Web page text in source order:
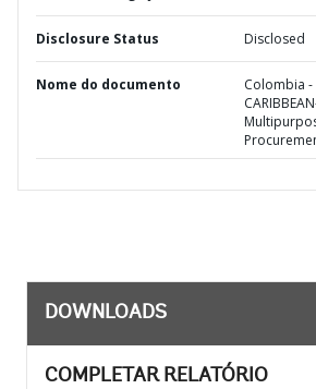
Disclosure Status Disclosed
Nome do documento
Colombia -
DOWNLOADS
COMPLETAR RELATÓRIO